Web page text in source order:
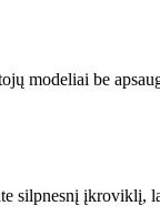
modeliai be
silpnesnį įkroviklį,